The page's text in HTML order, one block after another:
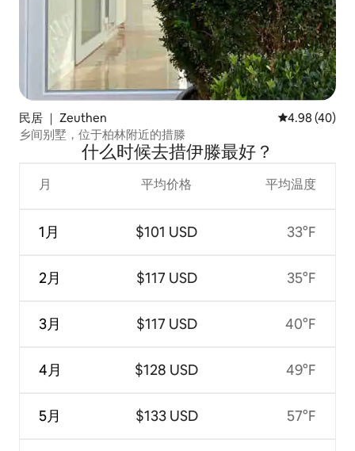
民居 ｜ Zeuthen 平均评分
4.98 (40)
乡间别墅，位于柏林附近的措滕
什么时候去措伊滕最好？
月
1月
2月
3月
4月
5月
平均价格
$101 USD
$117 USD
$117 USD
$128 USD
$133 USD
平均温度
33°F
35°F
40°F
49°F
57°F